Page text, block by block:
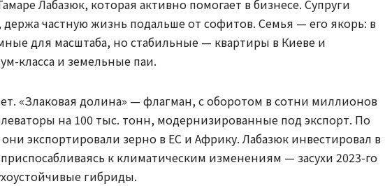
Лабазюк, которая активно помогает в бизнесе. Супруги
частную жизнь подальше от софитов. Семья — его якорь: в
для масштаба, но стабильные — квартиры в Киеве и
класса и земельные паи.
«Злаковая долина» — флагман, с оборотом в сотни миллионов
на 100 тыс. тонн, модернизированные под экспорт. По
экспортировали зерно в ЕС и Африку. Лабазюк инвестировал в
к климатическим изменениям — засухи 2023-го
гибриды.